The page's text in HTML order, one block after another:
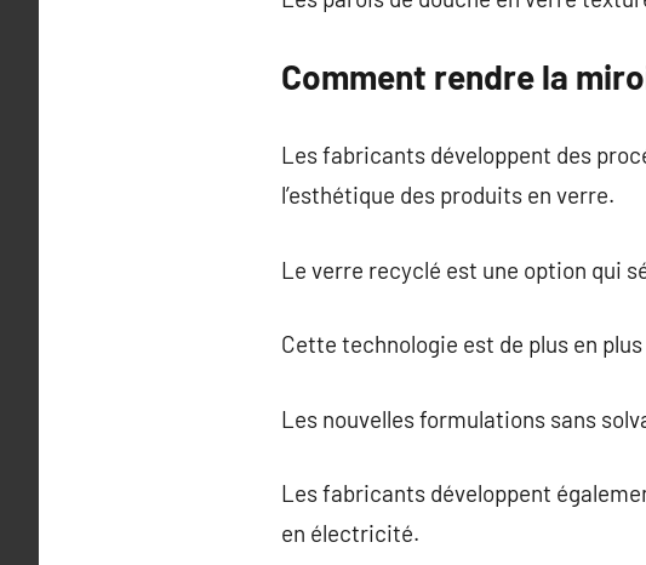
Comment rendre la
Les fabricants développent des
l’esthétique des produits en verre.
Le verre recyclé est une option qui
Cette technologie est de plus en
Les nouvelles formulations sans
Les fabricants développent
en électricité.